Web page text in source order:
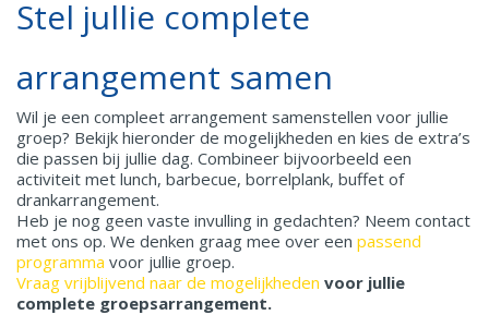
Stel jullie complete
arrangement samen
Wil je een compleet arrangement samenstellen voor jullie
groep? Bekijk hieronder de mogelijkheden en kies de extra’s
die passen bij jullie dag. Combineer bijvoorbeeld een
activiteit met lunch, barbecue, borrelplank, buffet of
drankarrangement.
Heb je nog geen vaste invulling in gedachten? Neem contact
met ons op. We denken graag mee over een passend
programma voor jullie groep.
Vraag vrijblijvend naar de mogelijkheden voor jullie
complete groepsarrangement.